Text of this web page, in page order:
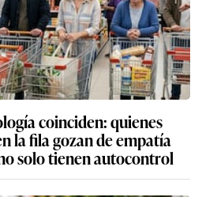
coinciden: quienes
la fila gozan de empatía
solo tienen autocontrol